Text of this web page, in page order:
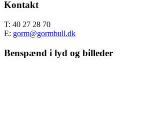
Kontakt
T: 40 27 28 70
E: gorm@gormbull.dk
Benspænd i lyd og billeder